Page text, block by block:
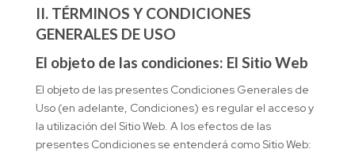
II. TÉRMINOS Y CONDICIONES
GENERALES DE USO
El objeto de las condiciones: El Sitio Web
El objeto de las presentes Condiciones Generales de
Uso (en adelante, Condiciones) es regular el acceso y
la utilización del Sitio Web. A los efectos de las
presentes Condiciones se entenderá como Sitio Web: